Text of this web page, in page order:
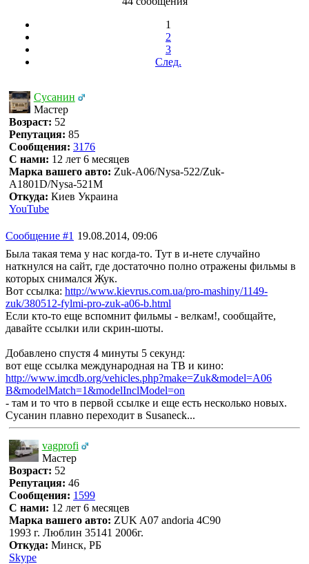
1
2
3
След.
Сусанин
Мастер
Возраст: 52
Репутация: 85
Сообщения: 3176
С нами: 12 лет 6 месяцев
Марка вашего авто: Zuk-A06/Nysa-522/Zuk-
A1801D/Nysa-521M
Откуда: Киев Украина
YouTube
Сообщение #1 19.08.2014, 09:06
Была такая тема у нас когда-то. Тут в и-нете случайно
наткнулся на сайт, где достаточно полно отражены фильмы в
которых снимался Жук.
Вот ссылка: http://www.kievrus.com.ua/pro-mashiny/1149-
zuk/380512-fylmi-pro-zuk-a06-b.html
Если кто-то еще вспомнит фильмы - велкам!, сообщайте,
давайте ссылки или скрин-шоты.
Добавлено спустя 4 минуты 5 секунд:
вот еще ссылка международная на ТВ и кино:
http://www.imcdb.org/vehicles.php?make=Zuk&model=A06
B&modelMatch=1&modelInclModel=on
- там и то что в первой ссылке и еще есть несколько новых.
Сусанин плавно переходит в Susaneck...
vagprofi
Мастер
Возраст: 52
Репутация: 46
Сообщения: 1599
С нами: 12 лет 6 месяцев
Марка вашего авто: ZUK A07 andoria 4C90
1993 г. Люблин 35141 2006г.
Откуда: Минск, РБ
Skype